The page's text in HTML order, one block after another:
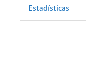
Estadísticas